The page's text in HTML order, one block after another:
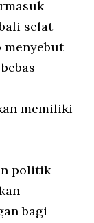
selat
menyebut
memiliki
politik
bagi